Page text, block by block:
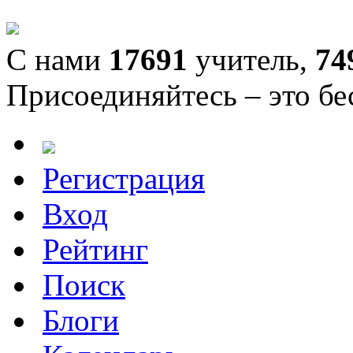
С нами 17691 учитель,
Присоединяйтесь – это
Регистрация
Вход
Рейтинг
Поиск
Блоги